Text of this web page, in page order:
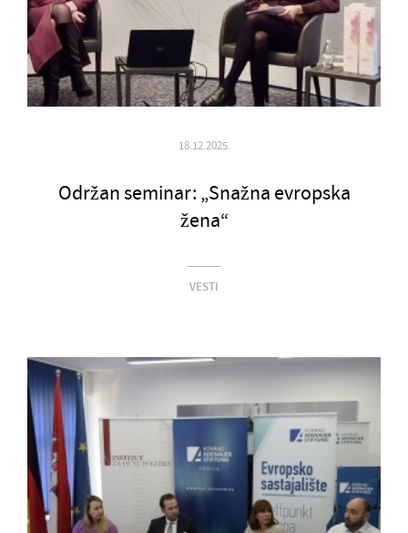
18.12.2025.
Održan seminar: „Snažna evropska
žena“
VESTI